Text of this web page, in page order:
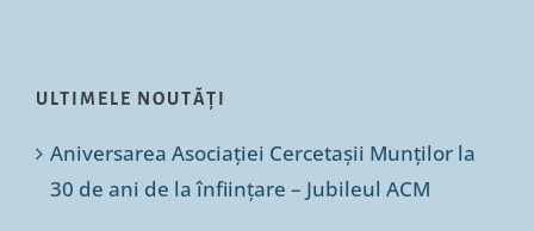
ULTIMELE NOUTĂȚI
Aniversarea Asociației Cercetașii Munților la
30 de ani de la înființare – Jubileul ACM